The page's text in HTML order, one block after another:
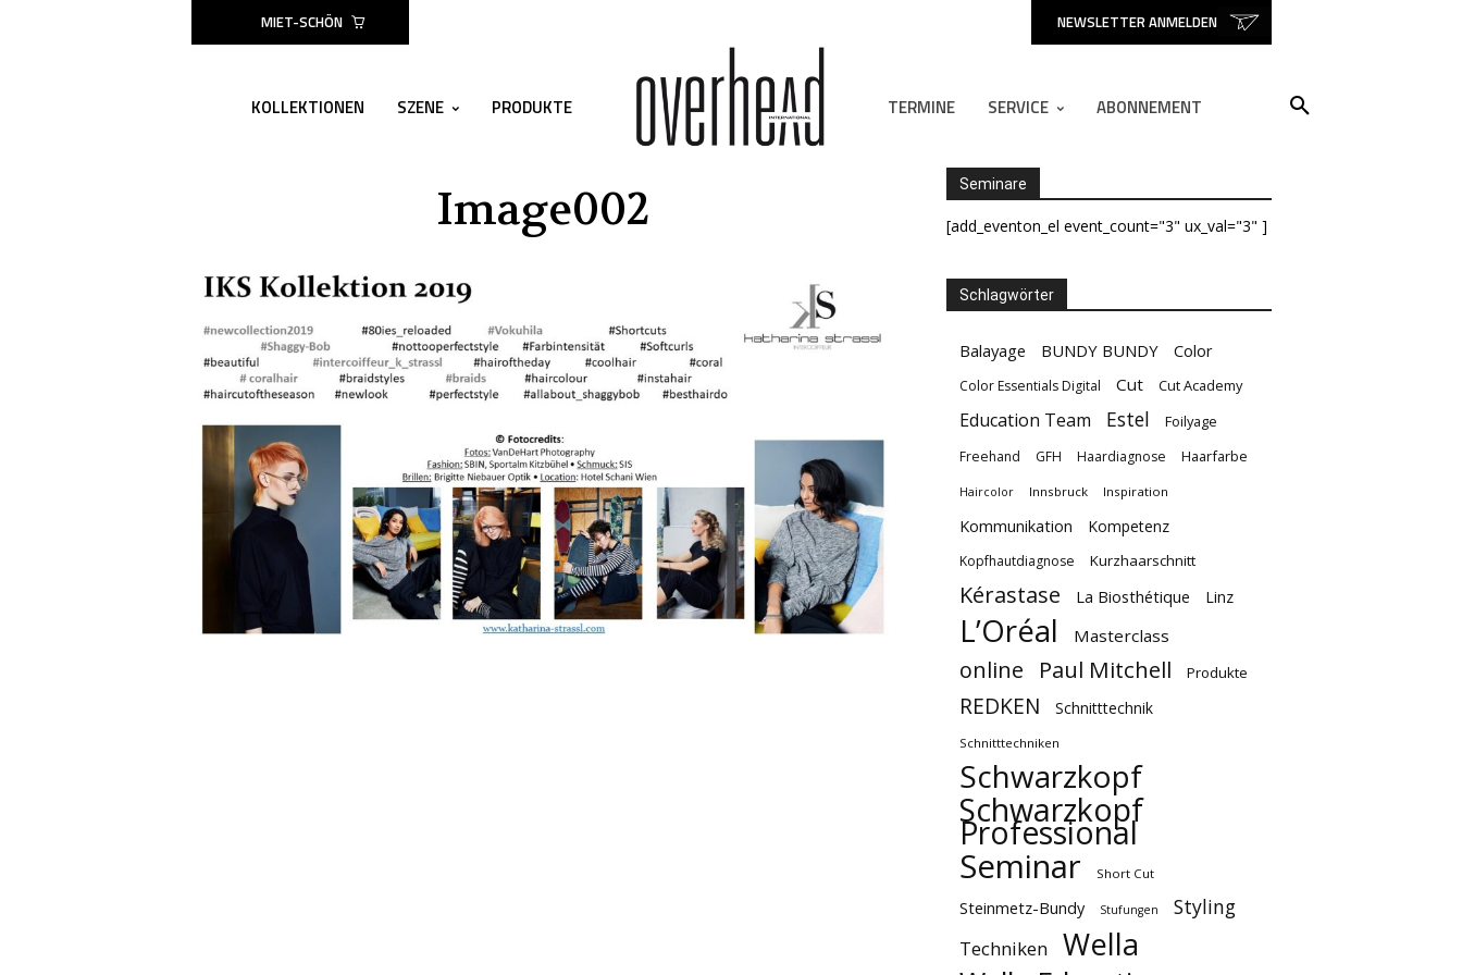
NEWSLETTER ANMELDEN
MIET-SCHÖN
KOLLEKTIONEN SZENE PRODUKTE TERMINE SERVICE ABONNEMENT
Image002 Seminare
[add_eventon_el event_count="3" ux_val="3" ]
Schlagwörter
Balayage BUNDY BUNDY Color
Color Essentials Digital Cut Cut Academy
Education Team Estel Foilyage
Freehand GFH Haardiagnose Haarfarbe
Haircolor Innsbruck Inspiration
Kommunikation Kompetenz
Kopfhautdiagnose Kurzhaarschnitt
Kérastase La Biosthétique Linz
L’Oréal Masterclass
online Paul Mitchell Produkte
REDKEN Schnitttechnik
Schnitttechniken
Schwarzkopf
Schwarzkopf
Professional
Seminar Short Cut
Steinmetz-Bundy Stufungen Styling
Techniken Wella